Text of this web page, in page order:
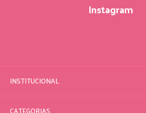
Instagram
INSTITUCIONAL